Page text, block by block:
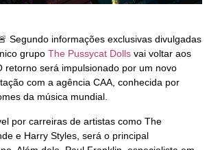
Segundo informações exclusivas divulgadas
grupo The Pussycat Dolls vai voltar aos
retorno será impulsionado por um novo
com a agência CAA, conhecida por
da música mundial.
por carreiras de artistas como The
e Harry Styles, será o principal